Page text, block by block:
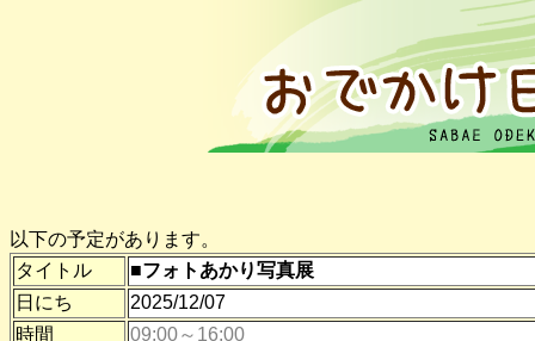
以下の予定があります。
タイトル
■フォトあかり写真展
日にち
2025/12/07
時間
09:00～16:00